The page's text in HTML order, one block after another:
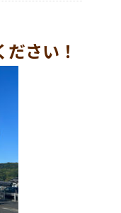
さい！